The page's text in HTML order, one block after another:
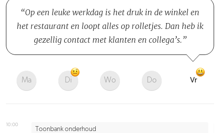
Op een leuke werkdag is het druk in de winkel en
het restaurant en loopt alles op rolletjes. Dan heb ik
gezellig contact met klanten en collega’s.
Ma Di Wo Do Vr
10:00
Toonbank onderhoud